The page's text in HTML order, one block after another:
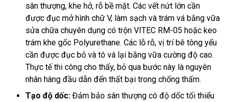
sân thượng, khe hở, rỗ bề mặt. Các vết nứt lớn cần
được đục mở hình chữ V, làm sạch và trám vá bằng vữa
sửa chữa chuyên dụng có trộn VITEC RM-05 hoặc keo
trám khe gốc Polyurethane. Các lỗ rỗ, vị trí bê tông yếu
cần được đục bỏ và tô vá lại bằng vữa cường độ cao.
Thực tế thi công cho thấy, bỏ qua bước này là nguyên
nhân hàng đầu dẫn đến thất bại trong chống thấm.
Tạo độ dốc: Đảm bảo sân thượng có độ dốc tối thiểu